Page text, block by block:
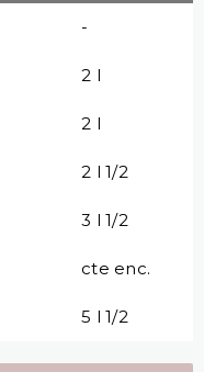
-
2 l
2 l
2 l 1/2
3 l 1/2
cte enc.
5 l 1/2